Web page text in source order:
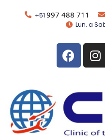
+51 997 488 711
Lun. a